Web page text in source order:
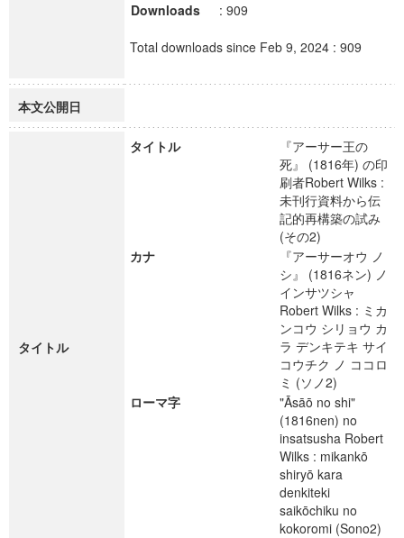
Downloads
: 909
Total downloads since Feb 9, 2024 : 909
本文公開日
タイトル
タイトル
『アーサー王の
死』 (1816年) の印
刷者Robert Wilks :
未刊行資料から伝
記的再構築の試み
(その2)
カナ
『アーサーオウ ノ
シ』 (1816ネン) ノ
インサツシャ
Robert Wilks : ミカ
ンコウ シリョウ カ
ラ デンキテキ サイ
コウチク ノ ココロ
ミ (ソノ2)
ローマ字
"Āsāō no shi"
(1816nen) no
insatsusha Robert
Wilks : mikankō
shiryō kara
denkiteki
saikōchiku no
kokoromi (Sono2)